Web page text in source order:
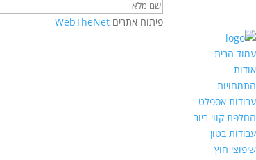
פיתוח אתריםWebTheNet
עמוד הבית
אודות
התמחויות
עבודות אספלט
החלפת קווי ביוב
עבודות בטון
שיפוצי חוץ